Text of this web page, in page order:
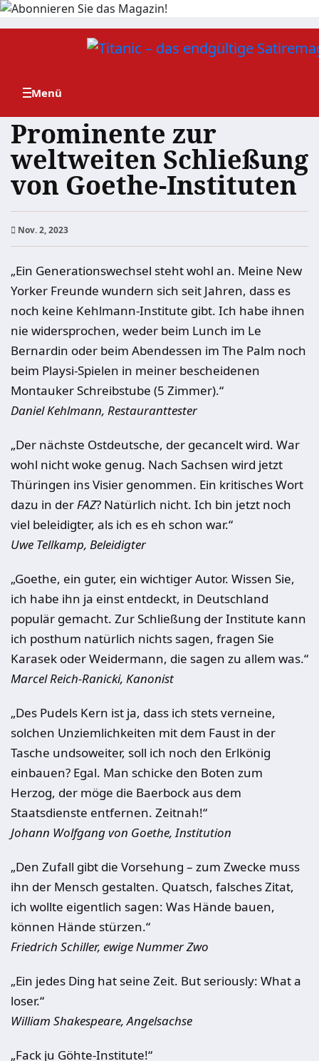
Zum
Prominente zur
weltweiten Schließung
von Goethe-Instituten
Nov. 2, 2023
„Ein Generationswechsel steht wohl an. Meine New
Yorker Freunde wundern sich seit Jahren, dass es
noch keine Kehlmann-Institute gibt. Ich habe ihnen
nie widersprochen, weder beim Lunch im Le
Bernardin oder beim Abendessen im The Palm noch
beim Playsi-Spielen in meiner bescheidenen
Montauker Schreibstube (5 Zimmer).“
Daniel Kehlmann, Restauranttester
„Der nächste Ostdeutsche, der gecancelt wird. War
wohl nicht woke genug. Nach Sachsen wird jetzt
Thüringen ins Visier genommen. Ein kritisches Wort
dazu in derFAZ? Natürlich nicht. Ich bin jetzt noch
viel beleidigter, als ich es eh schon war.“
Uwe Tellkamp, Beleidigter
„Goethe, ein guter, ein wichtiger Autor. Wissen Sie,
ich habe ihn ja einst entdeckt, in Deutschland
populär gemacht. Zur Schließung der Institute kann
ich posthum natürlich nichts sagen, fragen Sie
Karasek oder Weidermann, die sagen zu allem was.“
Marcel Reich-Ranicki, Kanonist
„Des Pudels Kern ist ja, dass ich stets verneine,
solchen Unziemlichkeiten mit dem Faust in der
Tasche undsoweiter, soll ich noch den Erlkönig
einbauen? Egal. Man schicke den Boten zum
Herzog, der möge die Baerbock aus dem
Staatsdienste entfernen. Zeitnah!“
Johann Wolfgang von Goethe, Institution
„Den Zufall gibt die Vorsehung – zum Zwecke muss
ihn der Mensch gestalten. Quatsch, falsches Zitat,
ich wollte eigentlich sagen: Was Hände bauen,
können Hände stürzen.“
Friedrich Schiller, ewige Nummer Zwo
„Ein jedes Ding hat seine Zeit. But seriously: What a
loser.“
William Shakespeare, Angelsachse
„Fack ju Göhte-Institute!“